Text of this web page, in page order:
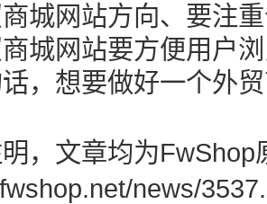
城网站方向、要注
城网站要方便用户
，想要做好一个外
，文章均为FwShop
news/